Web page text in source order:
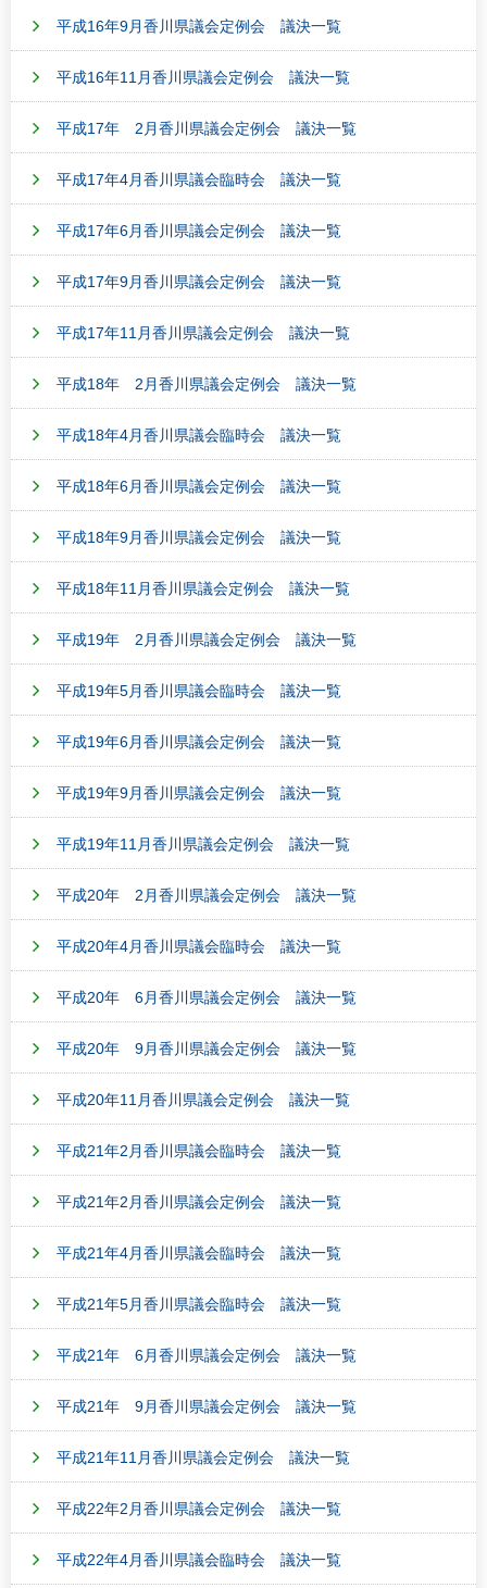
平成16年9月香川県議会定例会 議決一覧
平成16年11月香川県議会定例会 議決一覧
平成17年 2月香川県議会定例会 議決一覧
平成17年4月香川県議会臨時会 議決一覧
平成17年6月香川県議会定例会 議決一覧
平成17年9月香川県議会定例会 議決一覧
平成17年11月香川県議会定例会 議決一覧
平成18年 2月香川県議会定例会 議決一覧
平成18年4月香川県議会臨時会 議決一覧
平成18年6月香川県議会定例会 議決一覧
平成18年9月香川県議会定例会 議決一覧
平成18年11月香川県議会定例会 議決一覧
平成19年 2月香川県議会定例会 議決一覧
平成19年5月香川県議会臨時会 議決一覧
平成19年6月香川県議会定例会 議決一覧
平成19年9月香川県議会定例会 議決一覧
平成19年11月香川県議会定例会 議決一覧
平成20年 2月香川県議会定例会 議決一覧
平成20年4月香川県議会臨時会 議決一覧
平成20年 6月香川県議会定例会 議決一覧
平成20年 9月香川県議会定例会 議決一覧
平成20年11月香川県議会定例会 議決一覧
平成21年2月香川県議会臨時会 議決一覧
平成21年2月香川県議会定例会 議決一覧
平成21年4月香川県議会臨時会 議決一覧
平成21年5月香川県議会臨時会 議決一覧
平成21年 6月香川県議会定例会 議決一覧
平成21年 9月香川県議会定例会 議決一覧
平成21年11月香川県議会定例会 議決一覧
平成22年2月香川県議会定例会 議決一覧
平成22年4月香川県議会臨時会 議決一覧